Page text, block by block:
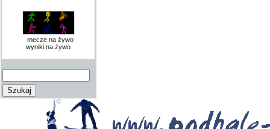
mecze na żywo
wyniki na żywo